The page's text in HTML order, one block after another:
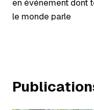
en événement dont
le monde parle